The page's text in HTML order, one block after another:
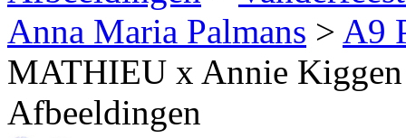
Anna Maria Palmans > A9
MATHIEU x Annie Kiggen
Afbeeldingen